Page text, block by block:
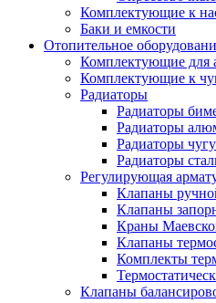
Комплектующие к
Баки и емкости
Отопительное
Комплектующие для
Комплектующие к
Радиаторы
Радиаторы
Радиаторы
Радиаторы
Радиаторы
Регулирующая
Клапаны
Клапаны
Краны
Клапаны
Комплекты
Клапаны